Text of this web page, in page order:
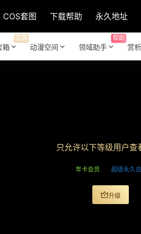
COS套图 下载帮助 永久地址
箱
工具
动漫空间 领域助手
帮助
赏
只允许以下等级用户查
年卡会员 超级永久
升级